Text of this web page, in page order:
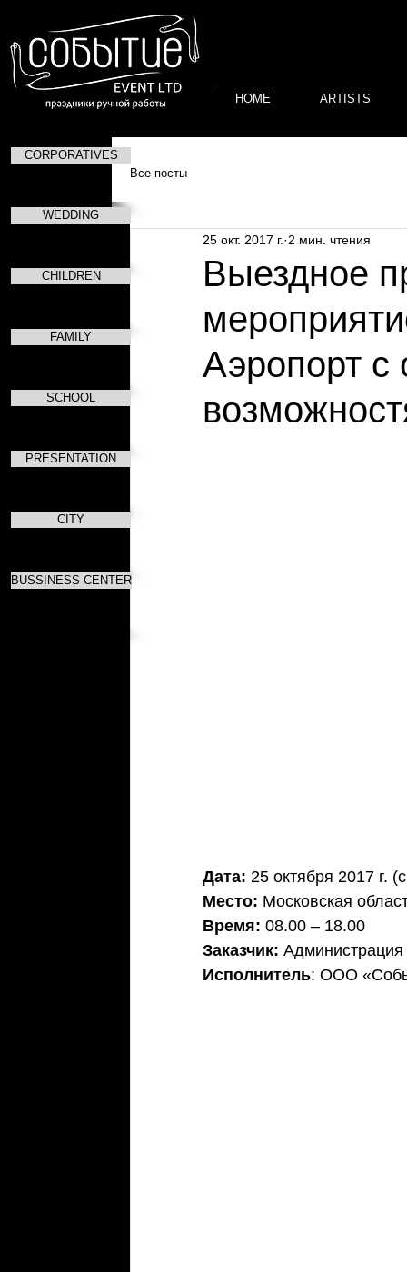
Все посты
Выездное
Аэропорт с
25 окт. 2017 г. 2 мин. чтения
Дата: 25 октября 2017 г.
Место: Московская
Время: 08.00 – 18.00
Заказчик: Администрация
Исполнитель: ООО
HOME ARTISTS
CORPORATIVES
WEDDING
CHILDREN
FAMILY
SCHOOL
PRESENTATION
CITY
BUSSINESS CENTER